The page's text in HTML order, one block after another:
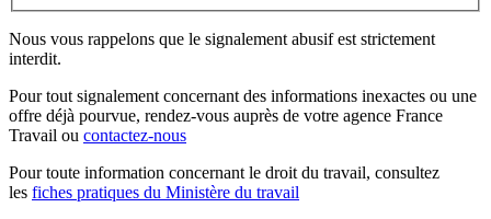
Nous vous rappelons que le signalement abusif est strictement
interdit.
Pour tout signalement concernant des informations inexactes ou une
offre déjà pourvue, rendez-vous auprès de votre agence France
Travail ou contactez-nous
Pour toute information concernant le droit du travail, consultez
les fiches pratiques du Ministère du travail